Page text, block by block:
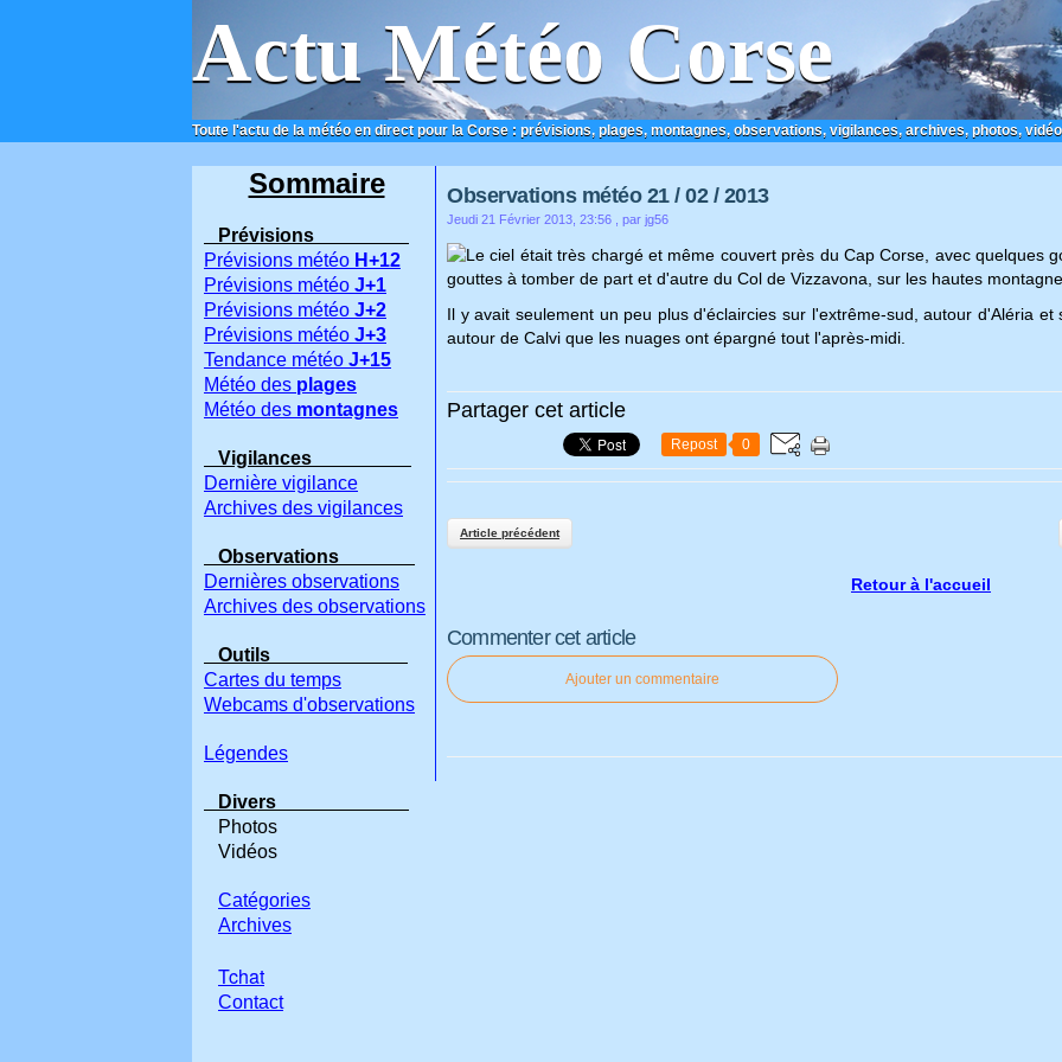
Actu Météo Corse
Toute l'actu de la météo en direct pour la Corse : prévisions, plages, montagnes, observations, vigilances, archives, photos,
ACCUEIL CONTACT
Observations météo 21 / 02 / 2013
Jeudi 21 Février 2013, 23:56 , par jg56
Le ciel était très chargé et même couvert près du Cap Corse, avec quelques
gouttes à tomber de part et d'autre du Col de Vizzavona, sur les hautes
Il y avait seulement un peu plus d'éclaircies sur l'extrême-sud, autour d'Aléria
autour de Calvi que les nuages ont épargné tout l'après-midi.
Partager cet article
Repost 0
Article précédent
Retour à l'accueil
Commenter cet article
Ajouter un commentaire
Sommaire
Prévisions
Prévisions météo H+12
Prévisions météo J+1
Prévisions météo J+2
Prévisions météo J+3
Tendance météo J+15
Météo des plages
Météo des montagnes
Vigilances
Dernière vigilance
Archives des vigilances
Observations
Dernières observations
Archives des observations
Outils
Cartes du temps
Webcams d'observations
Légendes
Divers
Photos
Vidéos
Catégories
Archives
Tchat
Contact